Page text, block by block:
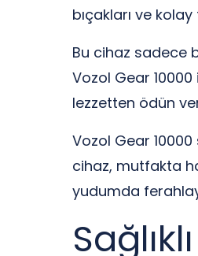
bıçakları ve
Bu cihaz sadece
Vozol Gear
lezzetten ödün
Vozol Gear
cihaz, mutfakta
yudumda